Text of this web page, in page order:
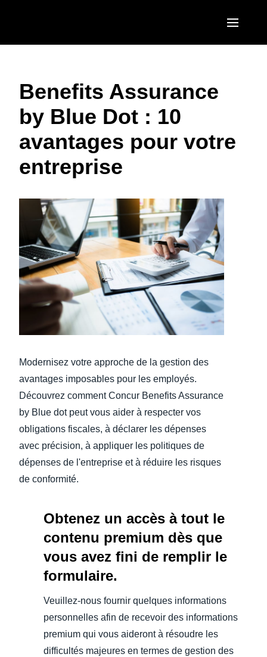
United States (English)
Canada (English)
EUROPE
United Kingdom (English)
France (Français)
Deutschland (Deutsch)
Nederlands (English)
Sweden (English)
Denmark (English)
Finland (English)
Belgium (English)
Norway (English)
ASIA PACIFIC
Australia (English)
日本（日本語)
Singapore (English)
Benefits Assurance
by Blue Dot : 10
avantages pour votre
entreprise
Modernisez votre approche de la gestion des
avantages imposables pour les employés.
Découvrez comment Concur Benefits Assurance
by Blue dot peut vous aider à respecter vos
obligations fiscales, à déclarer les dépenses
avec précision, à appliquer les politiques de
dépenses de l'entreprise et à réduire les risques
de conformité.
Obtenez un accès à tout le
contenu premium dès que
vous avez fini de remplir le
formulaire.
Veuillez-nous fournir quelques informations
personnelles afin de recevoir des informations
premium qui vous aideront à résoudre les
difficultés majeures en termes de gestion des